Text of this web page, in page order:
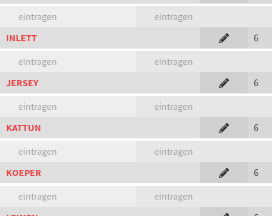
eintragen
eintragen
INLETT
6
eintragen
eintragen
JERSEY
6
eintragen
eintragen
KATTUN
6
eintragen
eintragen
KOEPER
6
eintragen
eintragen